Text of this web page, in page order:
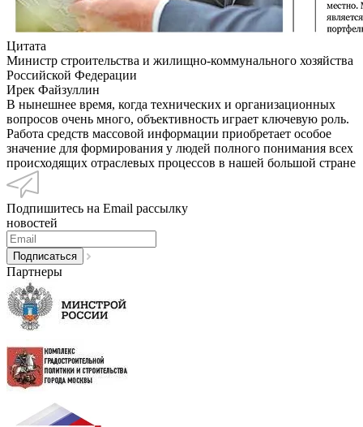
Цитата
Министр строительства и жилищно-коммунального хозяйства
Российской Федерации
Ирек Файзуллин
В нынешнее время, когда технических и организационных
вопросов очень много, объективность играет ключевую роль.
Работа средств массовой информации приобретает особое
значение для формирования у людей полного понимания всех
происходящих отраслевых процессов в нашей большой стране
Подпишитесь на Email рассылку
новостей
Партнеры